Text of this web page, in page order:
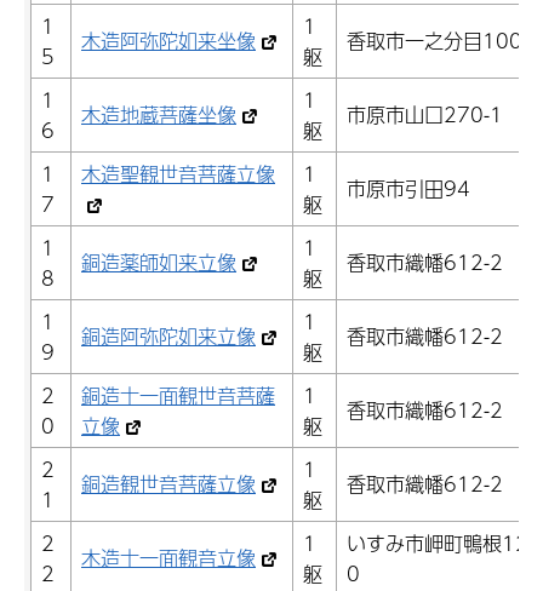
1
5
木造阿弥陀如来坐像
1
躯
香取市一之分目1008
1
6
木造地蔵菩薩坐像
1
躯
市原市山口270-1
1
7
木造聖観世音菩薩立像
1
躯
市原市引田94
1
8
銅造薬師如来立像
1
躯
香取市織幡612-2
1
9
銅造阿弥陀如来立像
1
躯
香取市織幡612-2
2
0
銅造十一面観世音菩薩
立像
1
躯
香取市織幡612-2
2
1
銅造観世音菩薩立像
1
躯
香取市織幡612-2
2
2
木造十一面観音立像
1
躯
いすみ市岬町鴨根127
0